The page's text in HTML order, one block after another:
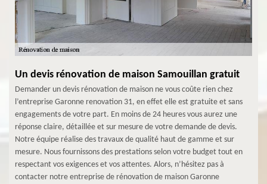
Un devis rénovation de maison Samouillan gratuit
Demander un devis rénovation de maison ne vous coûte rien chez
l’entreprise Garonne renovation 31, en effet elle est gratuite et sans
engagements de votre part. En moins de 24 heures vous aurez une
réponse claire, détaillée et sur mesure de votre demande de devis.
Notre équipe réalise des travaux de qualité haut de gamme et sur
mesure. Nous fournissons des prestations selon votre budget tout en
respectant vos exigences et vos attentes. Alors, n’hésitez pas à
contacter notre entreprise de rénovation de maison Garonne